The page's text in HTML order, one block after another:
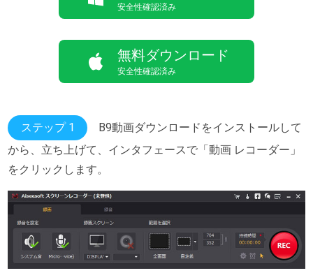
安全性確認済み
無料ダウンロード
安全性確認済み
ステップ 1
B9動画ダウンロードをインストールして
から、立ち上げて、インタフェースで「動画 レコーダー」
をクリックします。